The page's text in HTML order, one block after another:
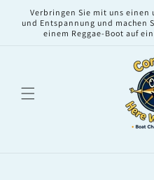
zum
Inhalt
Verbringen Sie mit uns einen
und Entspannung und machen
einem Reggae-Boot auf